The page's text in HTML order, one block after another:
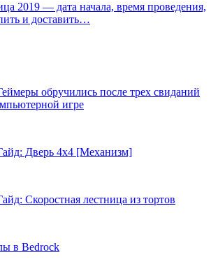
2019 — дата начала, время проведения,
и доставить…
обручились после трех свиданий
игре
Дверь 4х4 [Механизм]
Скоростная лестница из тортов
в Bedrock